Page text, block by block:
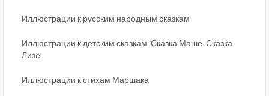
Иллюстрации к русским народным сказкам
Иллюстрации к детским сказкам. Сказка Маше. Сказка
Лизе
Иллюстрации к стихам Маршака